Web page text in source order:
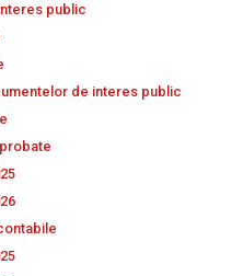
public
de interes public